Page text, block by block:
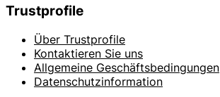
Trustprofile
Über Trustprofile
Kontaktieren Sie uns
Allgemeine Geschäftsbedingungen
Datenschutzinformation